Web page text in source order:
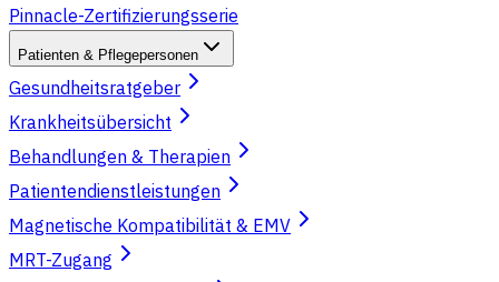
Pinnacle-Zertifizierungsserie
Patienten & Pflegepersonen
Gesundheitsratgeber
Krankheitsübersicht
Behandlungen & Therapien
Patientendienstleistungen
Magnetische Kompatibilität & EMV
MRT-Zugang